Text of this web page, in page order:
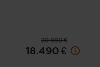
20.990 €
18.490 €